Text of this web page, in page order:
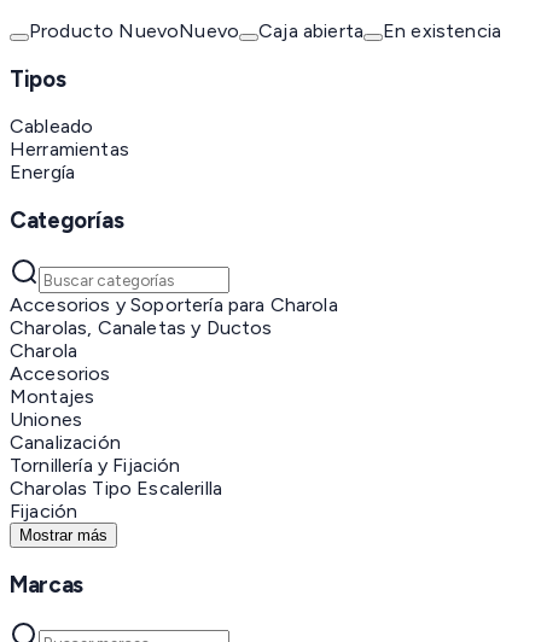
Producto NuevoNuevo Caja abierta En existencia
Tipos
Cableado
Herramientas
Energía
Categorías
Accesorios y Soportería para Charola
Charolas, Canaletas y Ductos
Charola
Accesorios
Montajes
Uniones
Canalización
Tornillería y Fijación
Charolas Tipo Escalerilla
Fijación
Mostrar más
Marcas